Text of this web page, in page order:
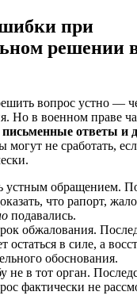
при
решении
вопрос устно —
Но в военном праве
ответы и
могут не сработать,
устным обращением.
что рапорт,
подавались.
обжалования.
остаться в силе, а
обоснования.
не в тот орган.
фактически не